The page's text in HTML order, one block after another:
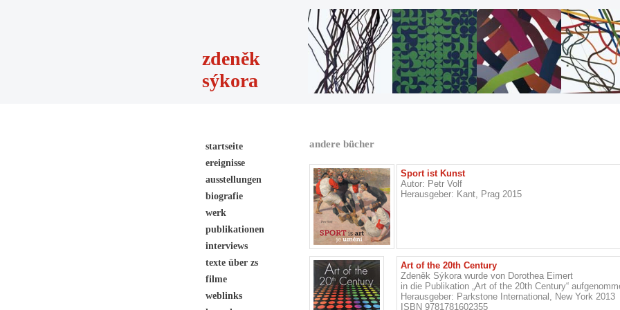
zdeněk
sýkora
startseite
ereignisse
ausstellungen
biografie
werk
publikationen
interviews
texte über zs
filme
weblinks
andere bücher
Sport ist Kunst
Autor: Petr Volf
Herausgeber: Kant, Prag 2015
Art of the 20th Century
Zdeněk Sýkora wurde von Dorothea Eimert
in die Publikation „Art of the 20th Century“
Herausgeber: Parkstone International, New York 2013
ISBN 9781781602355